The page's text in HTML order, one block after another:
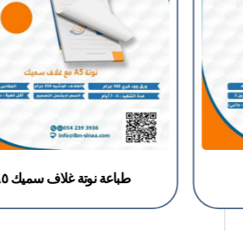
طباعة نوتة غلاف سميك A٥